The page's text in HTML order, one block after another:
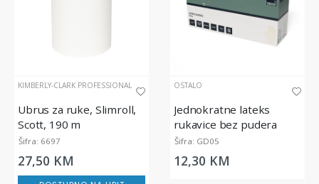
KIMBERLY-CLARK PROFESSIONAL
Ubrus za ruke, Slimroll,
Scott, 190 m
Šifra: 6697
27,50 KM
OSTALO
Jednokratne lateks
rukavice bez pudera
SHIELD GD05
Šifra: GD05
12,30 KM